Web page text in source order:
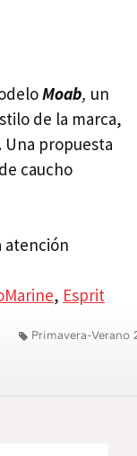
Moab, un
de la marca,
Una propuesta
caucho
atención
, Esprit
Primavera-Verano